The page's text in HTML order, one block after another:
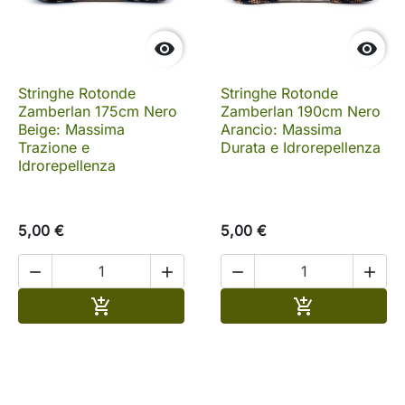

Stringhe Rotonde
Zamberlan 175cm Nero
Beige: Massima
Trazione e
Idrorepellenza
5,00 €
 


Stringhe Rotonde
Zamberlan 190cm Nero
Arancio: Massima
Durata e Idrorepellenza
5,00 €
 
